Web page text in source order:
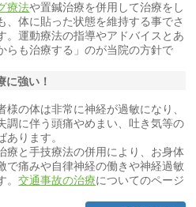
療法や置鍼治療を併用して治療をし
、体に貼った状態を維持する事でさ
。運動療法の指導やアドバイスとあ
らも治療する」のが当院の方針で
に強い！
の体は非常に神経が過敏になり、
調に伴う頭痛やめまい、吐き気等の
ります。
療と手技療法の併用により、お身体
で痛みや自律神経の働きや神経過敏
。交通事故の治療についてのページ